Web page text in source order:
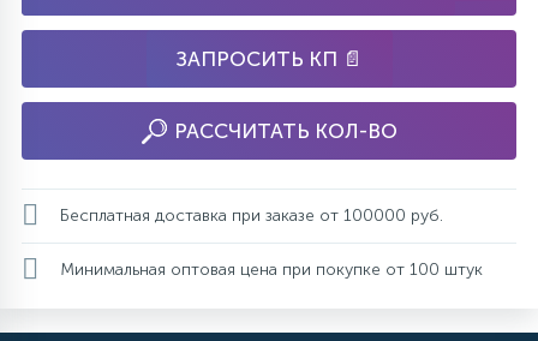
ЗАПРОСИТЬ КП 📄
РАССЧИТАТЬ КОЛ-ВО
Бесплатная доставка при заказе от 100000 руб.
Минимальная оптовая цена при покупке от 100 штук